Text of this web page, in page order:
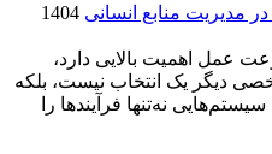
منابع انسانی 1404
عمل اهمیت بالایی دارد،
دیگر یک انتخاب نیست، بلکه
نه‌تنها فرآیندها را